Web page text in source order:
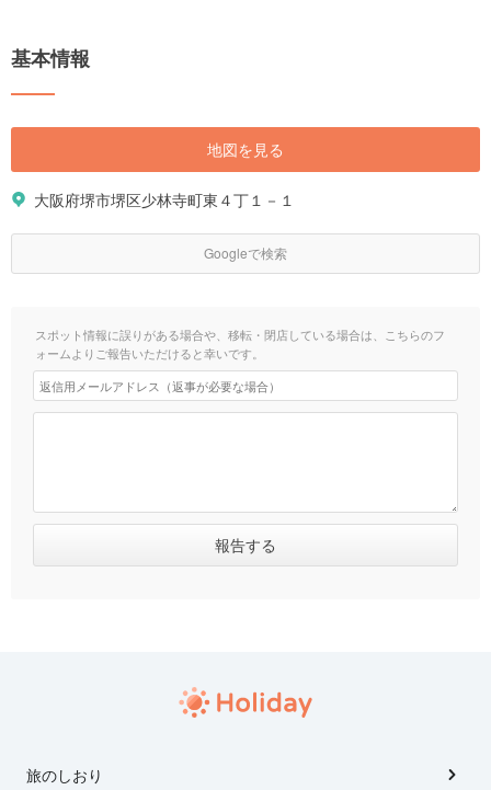
基本情報
地図を見る
大阪府堺市堺区少林寺町東４丁１－１
Googleで検索
スポット情報に誤りがある場合や、移転・閉店している場合は、こちらのフ
ォームよりご報告いただけると幸いです。
旅のしおり